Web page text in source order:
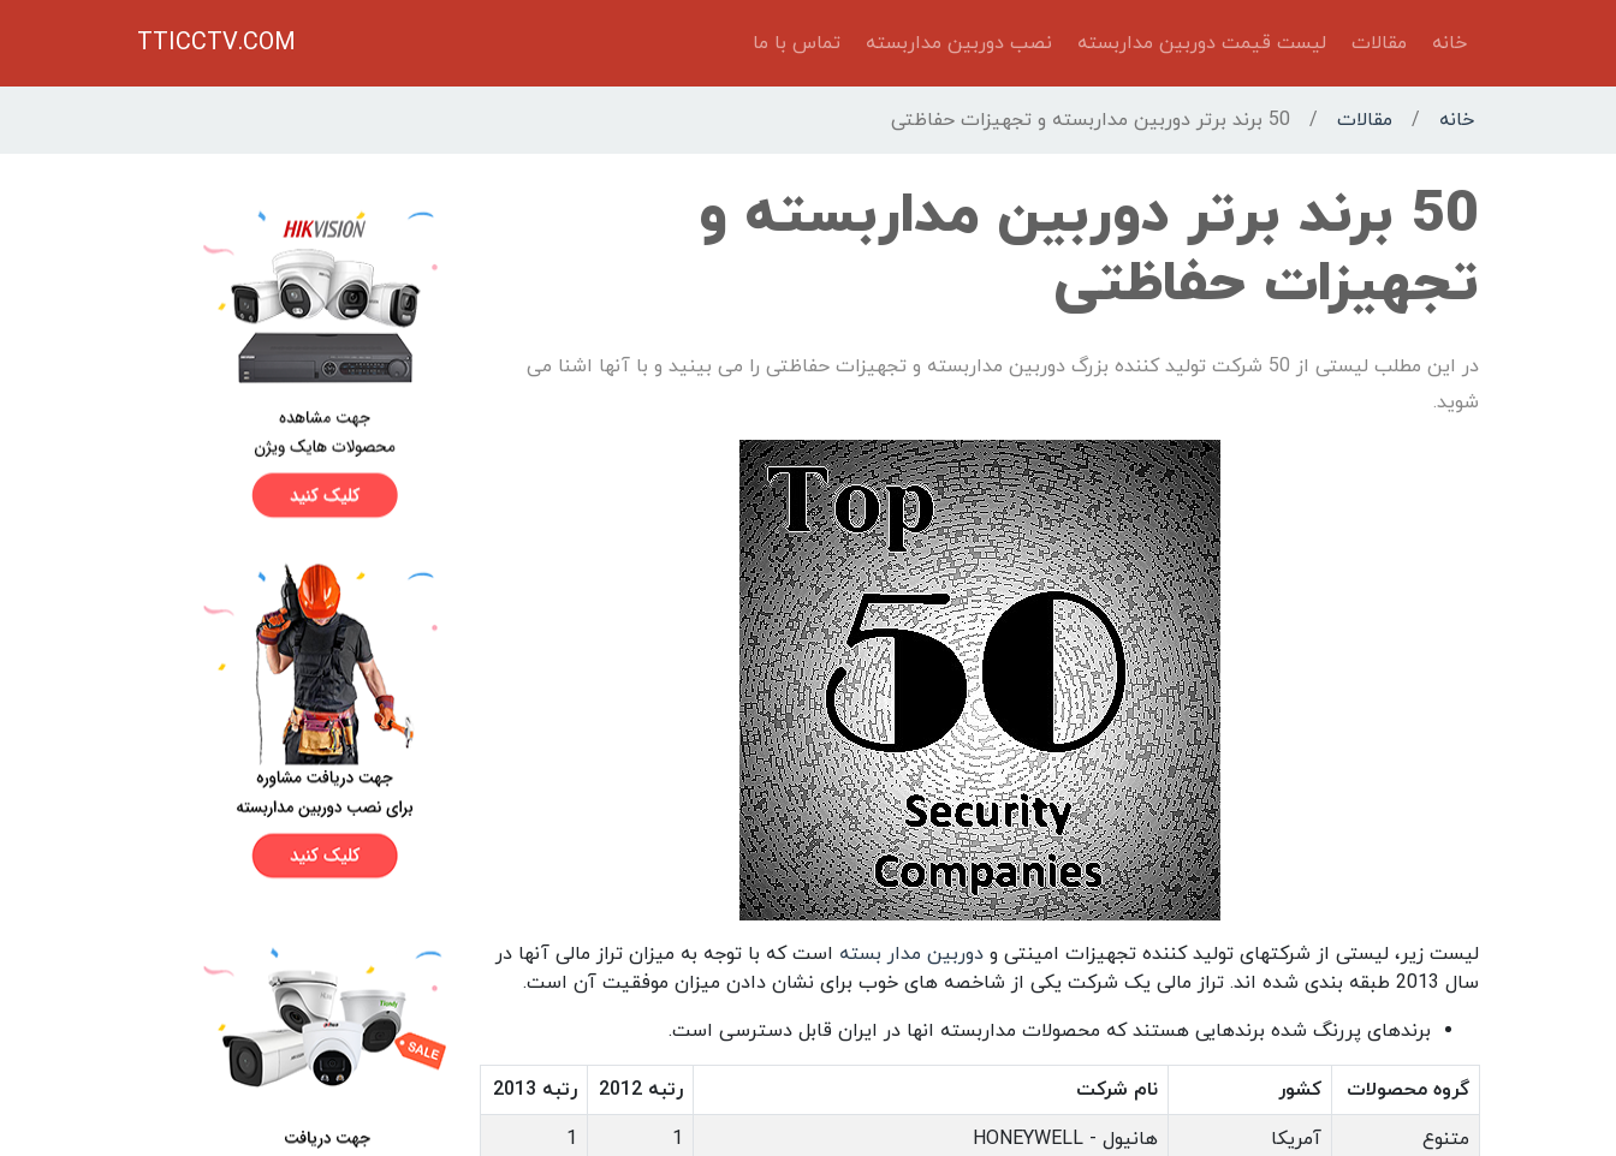
خانه مقالات لیست قیمت دوربین مداربسته نصب دوربین مداربسته تماس با ما TTICCTV.COM
خانه / مقالات / 50 برند برتر دوربین مداربسته و تجهیزات حفاظتی
50 برند برتر دوربین مداربسته و
تجهیزات حفاظتی
در این مطلب لیستی از 50 شرکت تولید کننده بزرگ دوربین مداربسته و تجهیزات حفاظتی را می بینید و با آنها اشنا می
شوید.
لیست زیر، لیستی از شرکتهای تولید کننده تجهیزات امینتی و دوربین مدار بسته است که با توجه به میزان تراز مالی آنها در
سال 2013 طبقه بندی شده اند. تراز مالی یک شرکت یکی از شاخصه های خوب برای نشان دادن میزان موفقیت آن است.
برندهای پررنگ شده برندهایی هستند که محصولات مداربسته انها در ایران قابل دسترسی است.
گروه محصولات کشور نام شرکت رتبه 2012
رتبه 2013
متنوع
آمریکا هانیول - HONEYWELL 1
1